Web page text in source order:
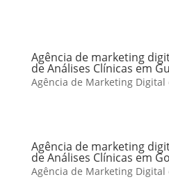
Agência de marketing
de Análises Clínicas em
Agência de Marketing Digital
Agência de marketing
de Análises Clínicas em
Agência de Marketing Digital